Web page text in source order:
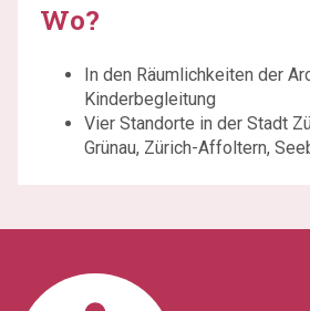
Wo?
In den Räumlichkeiten der
Kinderbegleitung
Vier Standorte in der Stadt
Grünau, Zürich-Affoltern,